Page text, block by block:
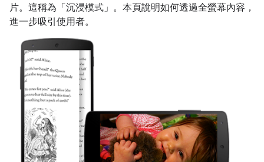
片。這稱為「沉浸模式」 。本頁說明如何透過全螢幕內容，
進一步吸引使用者。